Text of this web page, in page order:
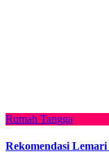
Rumah Tangga
Rekomendasi